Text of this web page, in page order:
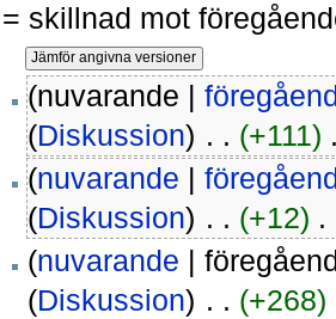
= skillnad mot
(nuvarande |
(Diskussion) ‎ . . (+111)
(nuvarande |
(Diskussion) ‎ . . (+12)
(nuvarande |
(Diskussion) ‎ . . (+268)